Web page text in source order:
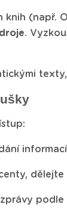
(např.
.